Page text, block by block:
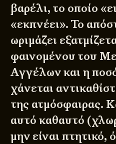
βαρέλι, το οποίο
«εκπνέει». Το
ωριμάζει
φαινομένου του
Αγγέλων και η
χάνεται
της ατμόσφαιρας.
αυτό καθαυτό
μην είναι πτητικό,